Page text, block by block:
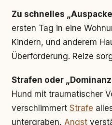
Zu schnelles
ersten Tag in eine
Kindern, und anderem
Überforderung. Reize
Strafen oder
Hund mit traumatischer
verschlimmert Strafe
untergraben, Angst